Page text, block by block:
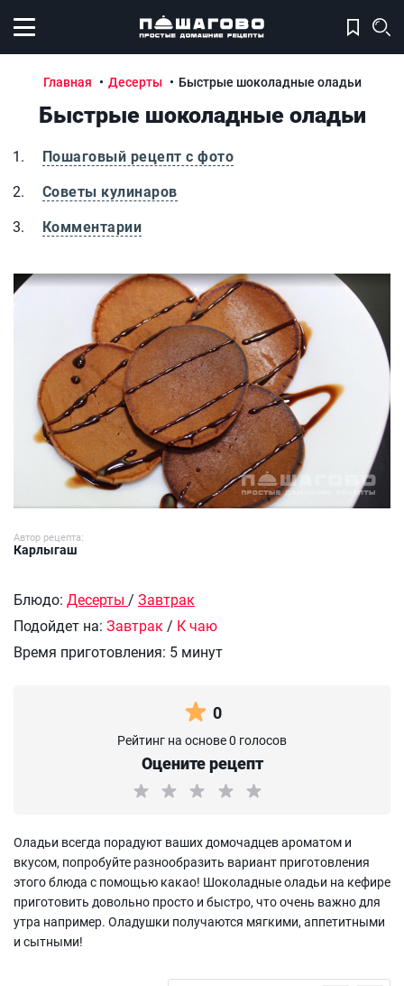
Открыть меню
Главная Десерты Быстрые шоколадные оладьи
Быстрые шоколадные оладьи
Пошаговый рецепт с фото
Советы кулинаров
Комментарии
Быстрые шоколадные оладьи
Автор рецепта:
Карлыгаш
Блюдо: Десерты / Завтрак
Подойдет на: Завтрак/ К чаю
Время приготовления: 5 минут
0
Рейтинг на основе 0 голосов
Оцените рецепт
Оладьи всегда порадуют ваших домочадцев ароматом и
вкусом, попробуйте разнообразить вариант приготовления
этого блюда с помощью какао! Шоколадные оладьи на кефире
приготовить довольно просто и быстро, что очень важно для
утра например. Оладушки получаются мягкими, аппетитными
и сытными!